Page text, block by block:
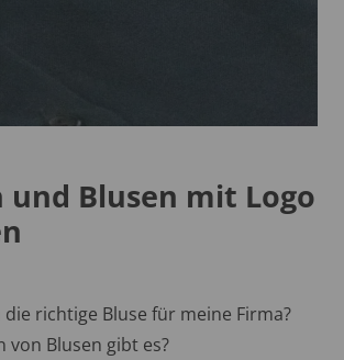
und Blusen mit Logo
richtige Bluse für meine Firma?
von Blusen gibt es?